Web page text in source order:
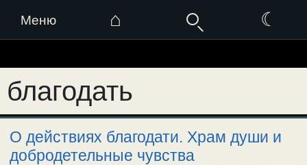
Меню ⌂ ☾
к
содержимому
благодать
О действиях благодати. Храм души и
добродетельные чувства